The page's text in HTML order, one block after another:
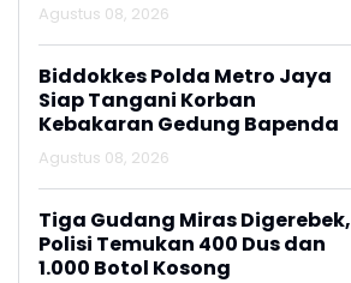
Agustus 08, 2026
Biddokkes Polda Metro Jaya
Siap Tangani Korban
Kebakaran Gedung Bapenda
Agustus 08, 2026
Tiga Gudang Miras Digerebek,
Polisi Temukan 400 Dus dan
1.000 Botol Kosong